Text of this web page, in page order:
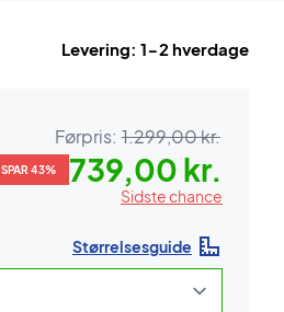
Levering: 1-2 hverdage
Førpris: 1.299,00 kr.
SPAR 43% 739,00 kr.
Sidste chance
Størrelsesguide